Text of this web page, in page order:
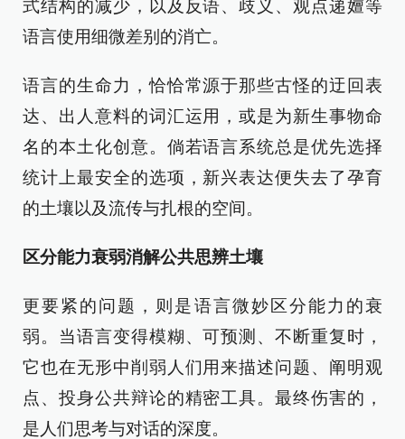
式结构的减少，以及反语、歧义、观点递嬗等
语言使用细微差别的消亡。
语言的生命力，恰恰常源于那些古怪的迂回表
达、出人意料的词汇运用，或是为新生事物命
名的本土化创意。倘若语言系统总是优先选择
统计上最安全的选项，新兴表达便失去了孕育
的土壤以及流传与扎根的空间。
区分能力衰弱消解公共思辨土壤
更要紧的问题，则是语言微妙区分能力的衰
弱。当语言变得模糊、可预测、不断重复时，
它也在无形中削弱人们用来描述问题、阐明观
点、投身公共辩论的精密工具。最终伤害的，
是人们思考与对话的深度。